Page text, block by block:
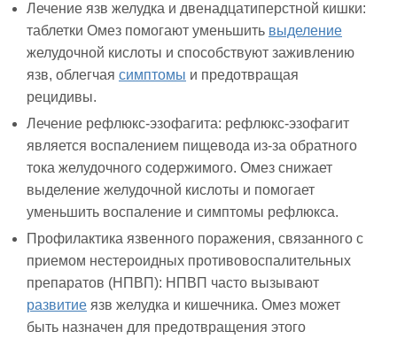
Лечение язв желудка и двенадцатиперстной кишки:
таблетки Омез помогают уменьшить выделение
желудочной кислоты и способствуют заживлению
язв, облегчая симптомы и предотвращая
рецидивы.
Лечение рефлюкс-эзофагита: рефлюкс-эзофагит
является воспалением пищевода из-за обратного
тока желудочного содержимого. Омез снижает
выделение желудочной кислоты и помогает
уменьшить воспаление и симптомы рефлюкса.
Профилактика язвенного поражения, связанного с
приемом нестероидных противовоспалительных
препаратов (НПВП): НПВП часто вызывают
развитие язв желудка и кишечника. Омез может
быть назначен для предотвращения этого